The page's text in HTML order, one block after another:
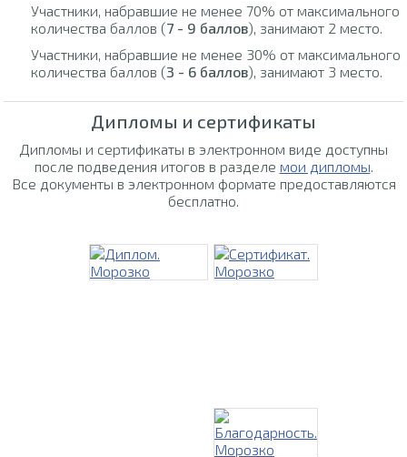
Участники, набравшие не менее 70% от максимального
количества баллов (7 - 9 баллов), занимают 2 место.
Участники, набравшие не менее 30% от максимального
количества баллов (3 - 6 баллов), занимают 3 место.
Дипломы и сертификаты
Дипломы и сертификаты в электронном виде доступны
после подведения итогов в разделе мои дипломы.
Все документы в электронном формате предоставляются
бесплатно.